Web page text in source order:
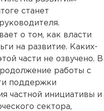
станет
о том, как власти
на развитие. Каких-
части не озвучено. В
работы с
поддержки
частной инициативы и
сектора,